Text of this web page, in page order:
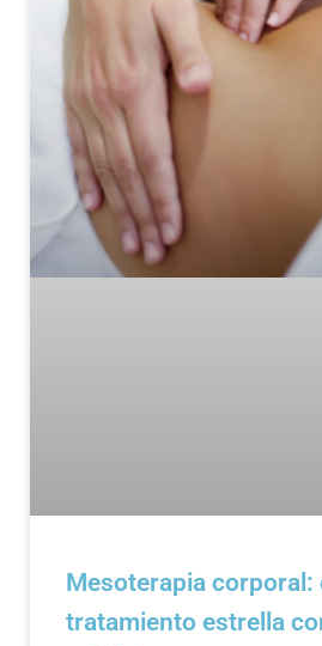
Mesoterapia corporal:
tratamiento estrella